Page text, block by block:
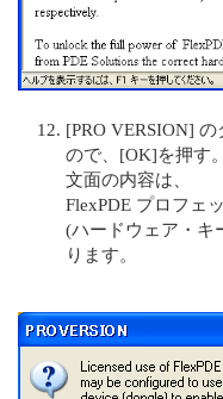
[PRO VERSION]
ので、[OK]を押す。
文面の内容は、
FlexPDE プロフェ
(ハードウェア・キ
ります。